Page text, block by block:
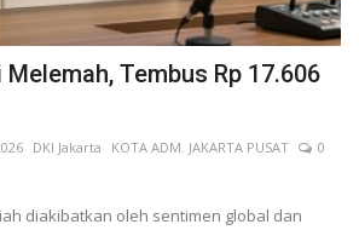
Melemah, Tembus Rp 17.606
DKI Jakarta KOTA ADM. JAKARTA PUSAT
0
diakibatkan oleh sentimen global dan